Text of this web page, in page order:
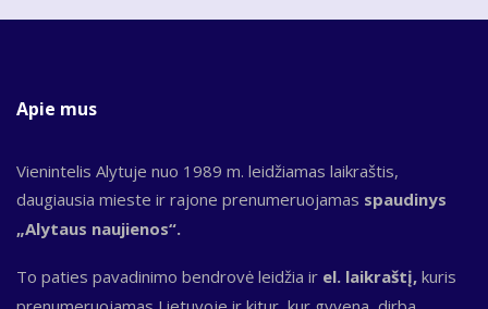
Apie mus
Vienintelis Alytuje nuo 1989 m. leidžiamas laikraštis,
daugiausia mieste ir rajone prenumeruojamas spaudinys
„Alytaus naujienos“.
To paties pavadinimo bendrovė leidžia ir el. laikraštį, kuris